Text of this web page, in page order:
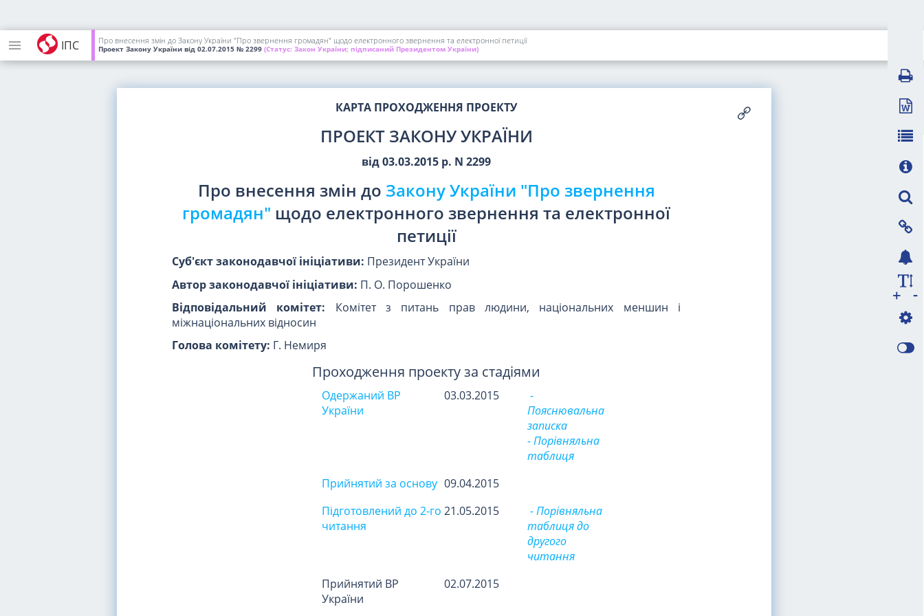
ІПС Про внесення змін до Закону України "Про звернення громадян" щодо електронного звернення та електронної петиції
Проект Закону України від 02.07.2015 № 2299 (Статус: Закон України; підписаний Президентом України)
КАРТА ПРОХОДЖЕННЯ ПРОЕКТУ
ПРОЕКТ ЗАКОНУ УКРАЇНИ
від 03.03.2015 р. N 2299
Про внесення змін до Закону України "Про звернення
громадян" щодо електронного звернення та електронної
петиції
Суб'єкт законодавчої ініціативи: Президент України
Автор законодавчої ініціативи: П. О. Порошенко
Відповідальний комітет: Комітет з питань прав людини, національних меншин і
міжнаціональних відносин
Голова комітету: Г. Немиря
Проходження проекту за стадіями
Одержаний ВР
України
03.03.2015
-
Пояснювальна
записка
- Порівняльна
таблиця
Прийнятий за основу 09.04.2015
Підготовлений до 2-го
читання
21.05.2015
- Порівняльна
таблиця до
другого
читання
Прийнятий ВР
України
02.07.2015
-
+